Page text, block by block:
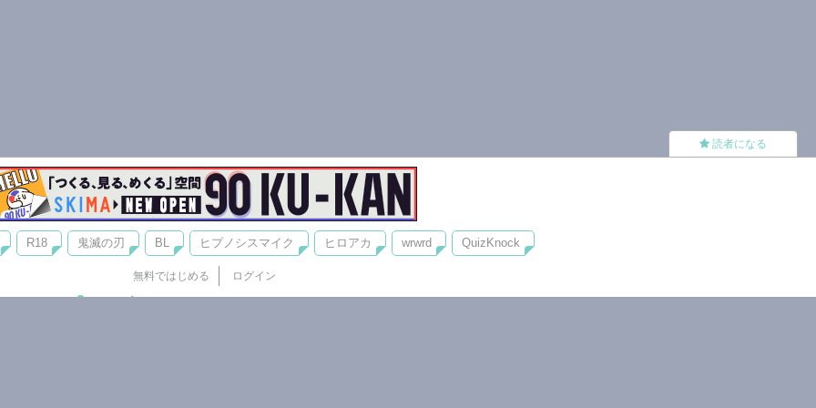
R18 鬼滅の刃 BL ヒプノシスマイク ヒロアカ wrwrd QuizKnock
無料ではじめる ログイン
読者になる